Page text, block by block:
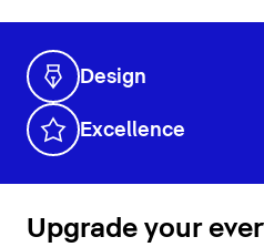
Design
Excellence
Upgrade your